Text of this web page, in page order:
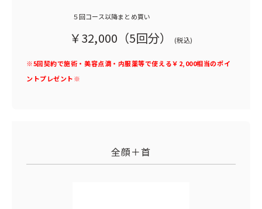
５回コース以降まとめ買い
￥32,000（5回分） (税込)
※5回契約で施術・美容点滴・内服薬等で使える￥2,000相当のポイ
ントプレゼント※
全顔＋首